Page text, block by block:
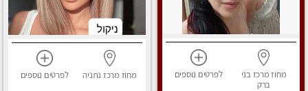
מחוז מרכזבני
ברק
לפרטים נוספים מחוז מרכז נתניה לפרטים נוספים